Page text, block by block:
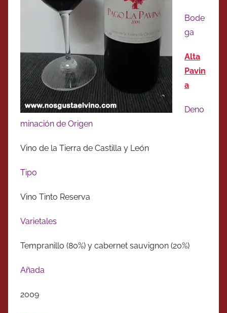
Bode
ga
Alta
Pavin
a
Deno
minación de Origen
Vino de la Tierra de Castilla y León
Tipo
Vino Tinto Reserva
Varietales
Tempranillo (80%) y cabernet sauvignon (20%)
Añada
2009